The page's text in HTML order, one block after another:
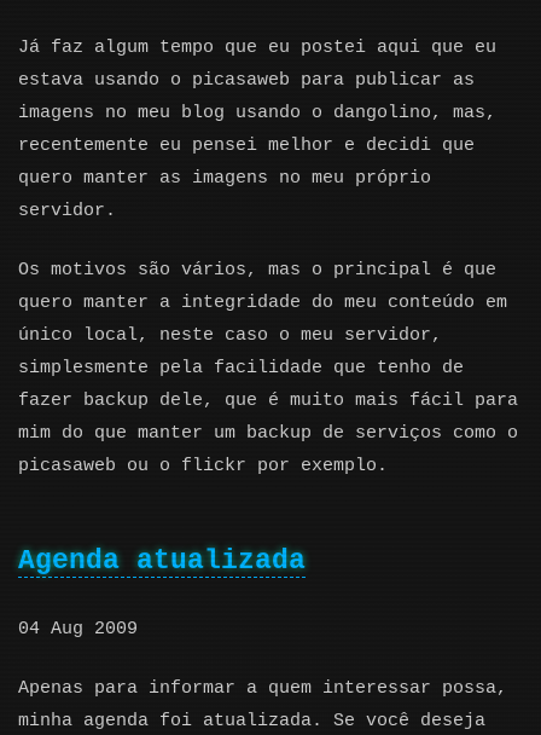
Já faz algum tempo que eu postei aqui que eu
estava usando o picasaweb para publicar as
imagens no meu blog usando o dangolino, mas,
recentemente eu pensei melhor e decidi que
quero manter as imagens no meu próprio
servidor.
Os motivos são vários, mas o principal é que
quero manter a integridade do meu conteúdo em
único local, neste caso o meu servidor,
simplesmente pela facilidade que tenho de
fazer backup dele, que é muito mais fácil para
mim do que manter um backup de serviços como o
picasaweb ou o flickr por exemplo.
Agenda atualizada
04 Aug 2009
Apenas para informar a quem interessar possa,
minha agenda foi atualizada. Se você deseja